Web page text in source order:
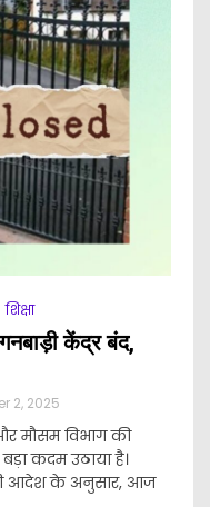
शिक्षा
केंद्र बंद,
2, 2025
मौसम विभाग की
कदम उठाया है।
आदेश के अनुसार, आज